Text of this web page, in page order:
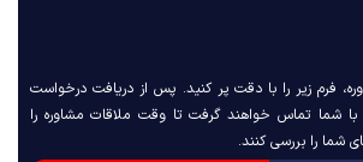
فرم زیر را با دقت پر کنید. پس از دریافت درخواست
با شما تماس خواهند گرفت تا وقت ملاقات مشاوره را
شما را بررسی کنند.